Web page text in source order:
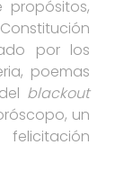
por los
poemas
blackout
un